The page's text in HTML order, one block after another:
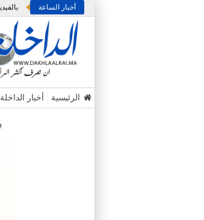
أخبار الساعة
الرئيسية أخبار الداخلة